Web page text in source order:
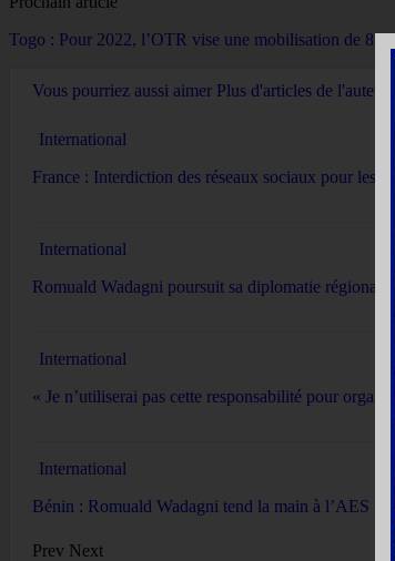
Togo : Pour 2022, l’OTR vise une mobilisation de
Vous pourriez aussi aimer Plus d'articles de l'auteur
International
France : Interdiction des réseaux sociaux pour les
International
Romuald Wadagni poursuit sa diplomatie régionale
International
« Je n’utiliserai pas cette responsabilité pour
International
Bénin : Romuald Wadagni tend la main à l’AES
Prev Next